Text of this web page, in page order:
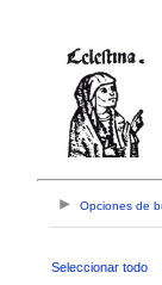
Opciones de
Seleccionar todo